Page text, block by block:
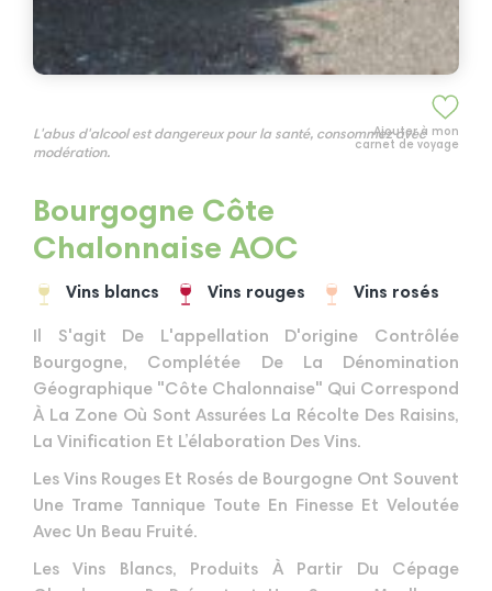
Ajouter à mon
carnet de voyage
L'abus d'alcool est dangereux pour la santé, consommez avec
modération.
Bourgogne Côte
Chalonnaise AOC
Vins blancs Vins rouges Vins rosés
Il S'agit De L'appellation D'origine Contrôlée
Bourgogne, Complétée De La Dénomination
Géographique "Côte Chalonnaise" Qui Correspond
À La Zone Où Sont Assurées La Récolte Des Raisins,
La Vinification Et L’élaboration Des Vins.
Les Vins Rouges Et Rosés de Bourgogne Ont Souvent
Une Trame Tannique Toute En Finesse Et Veloutée
Avec Un Beau Fruité.
Les Vins Blancs, Produits À Partir Du Cépage